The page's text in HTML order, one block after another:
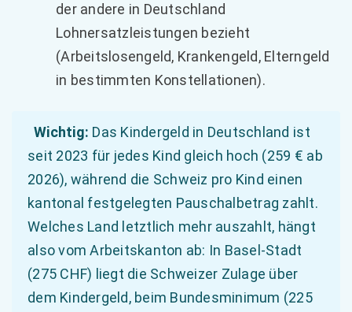
der andere in Deutschland
Lohnersatzleistungen bezieht
(Arbeitslosengeld, Krankengeld, Elterngeld
in bestimmten Konstellationen).
Wichtig: Das Kindergeld in Deutschland ist
seit 2023 für jedes Kind gleich hoch (259 € ab
2026), während die Schweiz pro Kind einen
kantonal festgelegten Pauschalbetrag zahlt.
Welches Land letztlich mehr auszahlt, hängt
also vom Arbeitskanton ab: In Basel-Stadt
(275 CHF) liegt die Schweizer Zulage über
dem Kindergeld, beim Bundesminimum (225